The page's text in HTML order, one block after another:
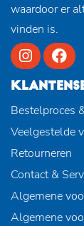
waardoor er
vinden is.
Bestelproces
Veelgestelde
Retourneren
Contact &
Algemene
Algemene